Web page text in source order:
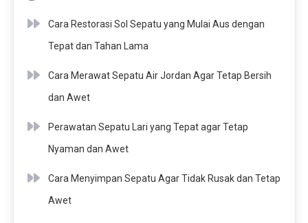
Cara Restorasi Sol Sepatu yang Mulai Aus dengan
Tepat dan Tahan Lama
Cara Merawat Sepatu Air Jordan Agar Tetap Bersih
dan Awet
Perawatan Sepatu Lari yang Tepat agar Tetap
Nyaman dan Awet
Cara Menyimpan Sepatu Agar Tidak Rusak dan Tetap
Awet